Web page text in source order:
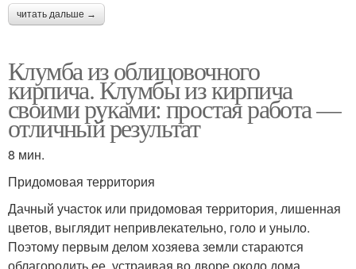
читать дальше →
Клумба из облицовочного
кирпича. Клумбы из кирпича
своими руками: простая работа —
отличный результат
8 мин.
Придомовая территория
Дачный участок или придомовая территория, лишенная
цветов, выглядит непривлекательно, голо и уныло.
Поэтому первым делом хозяева земли стараются